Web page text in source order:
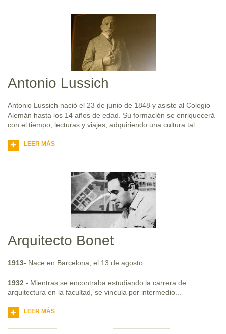
Antonio Lussich
Antonio Lussich nació el 23 de junio de 1848 y asiste al Colegio
Alemán hasta los 14 años de edad. Su formación se enriquecerá
con el tiempo, lecturas y viajes, adquiriendo una cultura tal...
LEER MÁS
Arquitecto Bonet
1913- Nace en Barcelona, el 13 de agosto.
1932 - Mientras se encontraba estudiando la carrera de
arquitectura en la facultad, se vincula por intermedio...
LEER MÁS